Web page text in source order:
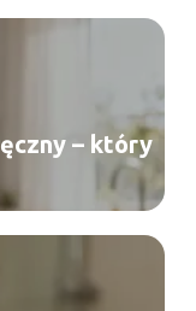
– który